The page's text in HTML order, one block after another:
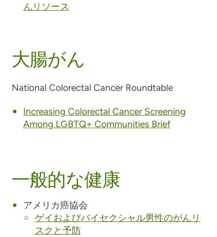
んリソース
大腸がん
National Colorectal Cancer Roundtable
Increasing Colorectal Cancer Screening
Among LGBTQ+ Communities Brief
一般的な健康
アメリカ癌協会
ゲイおよびバイセクシャル男性のがんリ
スクと予防